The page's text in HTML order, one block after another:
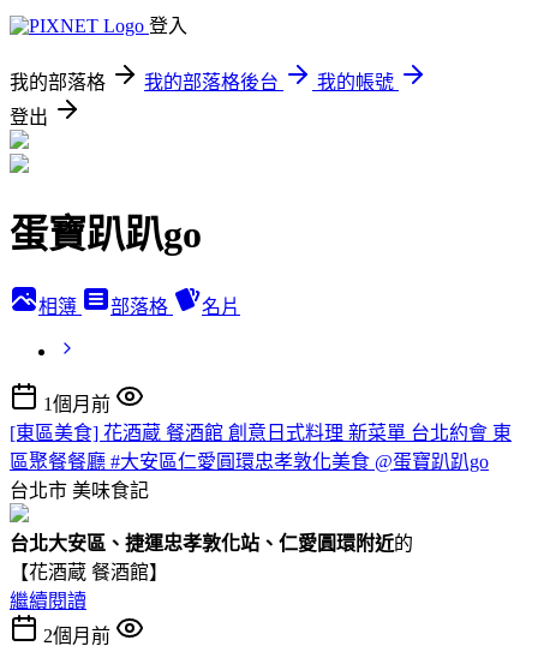
登入
我的部落格 我的部落格後台
我的帳號
登出
蛋寶趴趴go
相簿 部落格 名片
1個月前
[東區美食] 花酒蔵 餐酒館 創意日式料理 新菜單 台北約會 東
區聚餐餐廳 #大安區仁愛圓環忠孝敦化美食 @蛋寶趴趴go
台北市 美味食記
台北大安區、捷運忠孝敦化站、仁愛圓環附近的
【花酒蔵 餐酒館】
繼續閱讀
2個月前